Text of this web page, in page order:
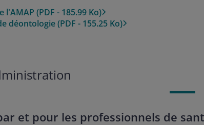
(PDF - 185.99 Ko)
déontologie (PDF - 155.25 Ko)
et pour les professionnels de